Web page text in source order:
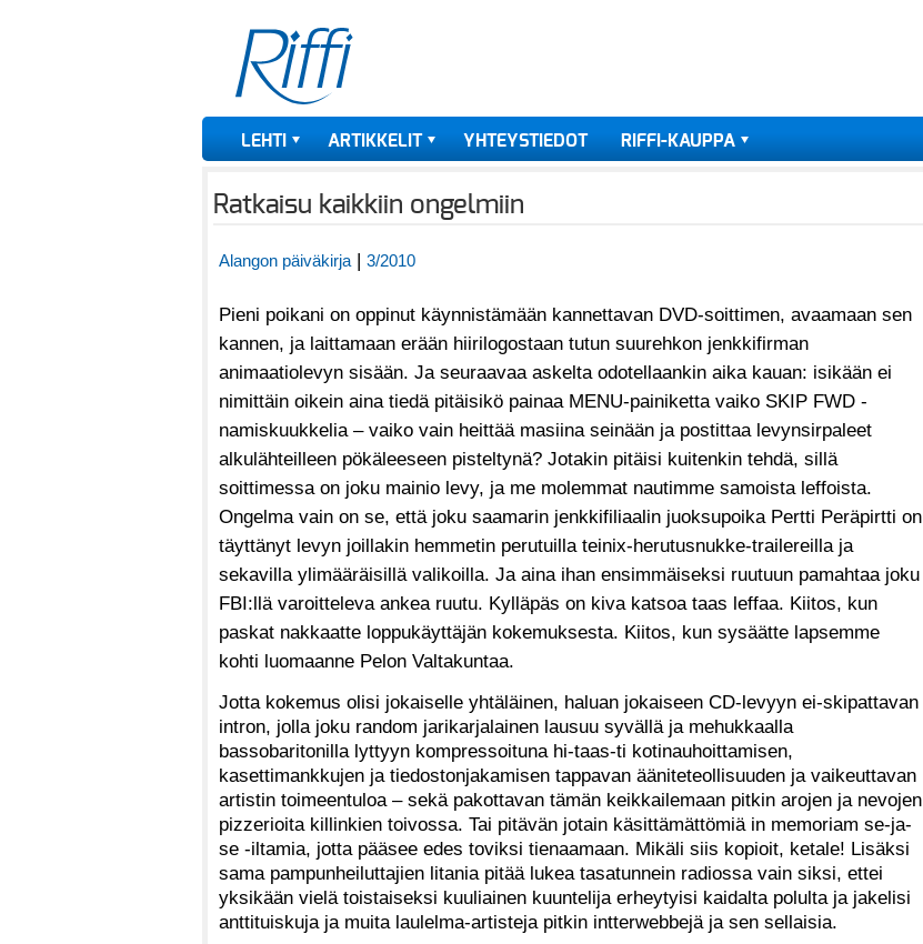
LEHTI ARTIKKELIT YHTEYSTIEDOT RIFFI-KAUPPA
Ratkaisu kaikkiin ongelmiin
Alangon päiväkirja| 3/2010
Pieni poikani on oppinut käynnistämään kannettavan DVD-soittimen, avaamaan sen
kannen, ja laittamaan erään hiirilogostaan tutun suurehkon jenkkifirman
animaatiolevyn sisään. Ja seuraavaa askelta odotellaankin aika kauan: isikään ei
nimittäin oikein aina tiedä pitäisikö painaa MENU-painiketta vaiko SKIP FWD -
namiskuukkelia – vaiko vain heittää masiina seinään ja postittaa levynsirpaleet
alkulähteilleen pökäleeseen pisteltynä? Jotakin pitäisi kuitenkin tehdä, sillä
soittimessa on joku mainio levy, ja me molemmat nautimme samoista leffoista.
Ongelma vain on se, että joku saamarin jenkkifiliaalin juoksupoika Pertti Peräpirtti on
täyttänyt levyn joillakin hemmetin perutuilla teinix-herutusnukke-trailereilla ja
sekavilla ylimääräisillä valikoilla. Ja aina ihan ensimmäiseksi ruutuun pamahtaa joku
FBI:llä varoitteleva ankea ruutu. Kylläpäs on kiva katsoa taas leffaa. Kiitos, kun
paskat nakkaatte loppukäyttäjän kokemuksesta. Kiitos, kun sysäätte lapsemme
kohti luomaanne Pelon Valtakuntaa.
Jotta kokemus olisi jokaiselle yhtäläinen, haluan jokaiseen CD-levyyn ei-skipattavan
intron, jolla joku random jarikarjalainen lausuu syvällä ja mehukkaalla
bassobaritonilla lyttyyn kompressoituna hi-taas-ti kotinauhoittamisen,
kasettimankkujen ja tiedostonjakamisen tappavan ääniteteollisuuden ja vaikeuttavan
artistin toimeentuloa – sekä pakottavan tämän keikkailemaan pitkin arojen ja nevojen
pizzerioita killinkien toivossa. Tai pitävän jotain käsittämättömiä in memoriam se-ja-
se -iltamia, jotta pääsee edes toviksi tienaamaan. Mikäli siis kopioit, ketale! Lisäksi
sama pampunheiluttajien litania pitää lukea tasatunnein radiossa vain siksi, ettei
yksikään vielä toistaiseksi kuuliainen kuuntelija erheytyisi kaidalta polulta ja jakelisi
anttituiskuja ja muita laulelma-artisteja pitkin intterwebbejä ja sen sellaisia.